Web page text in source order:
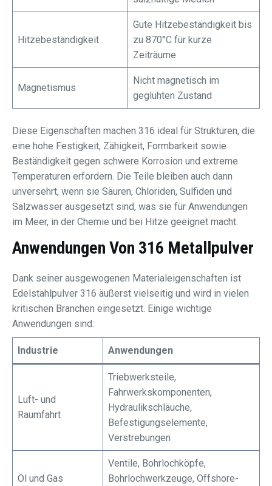
Hitzebeständigkeit
Gute Hitzebeständigkeit bis
zu 870°C für kurze
Zeiträume
Magnetismus
Nicht magnetisch im
geglühten Zustand
Diese Eigenschaften machen 316 ideal für Strukturen, die
eine hohe Festigkeit, Zähigkeit, Formbarkeit sowie
Beständigkeit gegen schwere Korrosion und extreme
Temperaturen erfordern. Die Teile bleiben auch dann
unversehrt, wenn sie Säuren, Chloriden, Sulfiden und
Salzwasser ausgesetzt sind, was sie für Anwendungen
im Meer, in der Chemie und bei Hitze geeignet macht.
Anwendungen Von 316 Metallpulver
Dank seiner ausgewogenen Materialeigenschaften ist
Edelstahlpulver 316 äußerst vielseitig und wird in vielen
kritischen Branchen eingesetzt. Einige wichtige
Anwendungen sind:
Industrie Anwendungen
Luft- und
Raumfahrt
Triebwerksteile,
Fahrwerkskomponenten,
Hydraulikschläuche,
Befestigungselemente,
Verstrebungen
Öl und Gas
Ventile, Bohrlochköpfe,
Bohrlochwerkzeuge, Offshore-